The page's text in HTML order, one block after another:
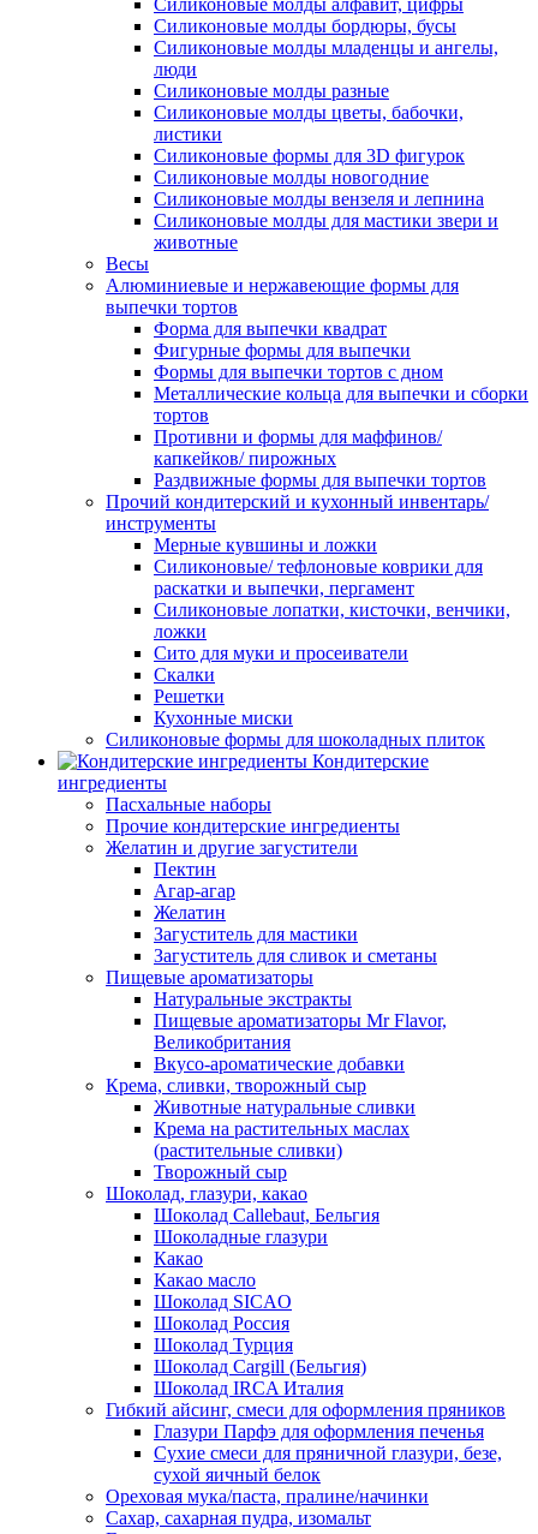
Силиконовые молды алфавит, цифры
Силиконовые молды бордюры, бусы
Силиконовые молды младенцы и ангелы,
люди
Силиконовые молды разные
Силиконовые молды цветы, бабочки,
листики
Силиконовые формы для 3D фигурок
Силиконовые молды новогодние
Силиконовые молды вензеля и лепнина
Силиконовые молды для мастики звери и
животные
Весы
Алюминиевые и нержавеющие формы для
выпечки тортов
Форма для выпечки квадрат
Фигурные формы для выпечки
Формы для выпечки тортов с дном
Металлические кольца для выпечки и сборки
тортов
Противни и формы для маффинов/
капкейков/ пирожных
Раздвижные формы для выпечки тортов
Прочий кондитерский и кухонный инвентарь/
инструменты
Мерные кувшины и ложки
Силиконовые/ тефлоновые коврики для
раскатки и выпечки, пергамент
Силиконовые лопатки, кисточки, венчики,
ложки
Сито для муки и просеиватели
Скалки
Решетки
Кухонные миски
Силиконовые формы для шоколадных плиток
Кондитерские
ингредиенты
Пасхальные наборы
Прочие кондитерские ингредиенты
Желатин и другие загустители
Пектин
Агар-агар
Желатин
Загуститель для мастики
Загуститель для сливок и сметаны
Пищевые ароматизаторы
Натуральные экстракты
Пищевые ароматизаторы Mr Flavor,
Великобритания
Вкусо-ароматические добавки
Крема, сливки, творожный сыр
Животные натуральные сливки
Крема на растительных маслах
(растительные сливки)
Творожный сыр
Шоколад, глазури, какао
Шоколад Callebaut, Бельгия
Шоколадные глазури
Какао
Какао масло
Шоколад SICAO
Шоколад Россия
Шоколад Турция
Шоколад Cargill (Бельгия)
Шоколад IRCA Италия
Гибкий айсинг, смеси для оформления пряников
Глазури Парфэ для оформления печенья
Сухие смеси для пряничной глазури, безе,
сухой яичный белок
Ореховая мука/паста, пралине/начинки
Сахар, сахарная пудра, изомальт